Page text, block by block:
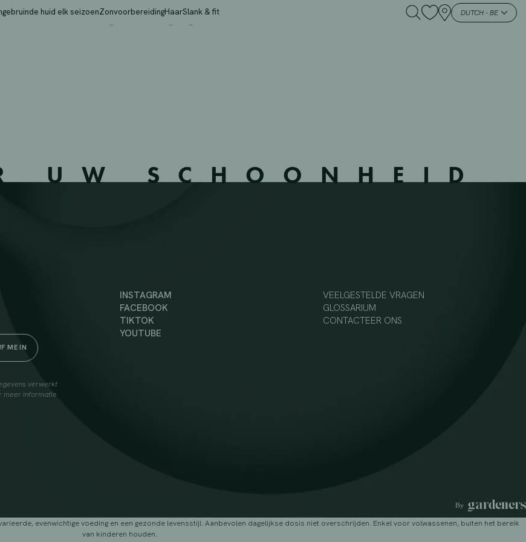
huid elk seizoenZonvoorbereidingHaarSlank & fit DUTCH - BE
– NIEUWPOORT – 381602 – NIE –
UW SCHOONHEID
verwerkt
meer informatie
INSTAGRAM
FACEBOOK
TIKTOK
YOUTUBE
VEELGESTELDE VRAGEN
GLOSSARIUM
CONTACTEER ONS
evenwichtige voeding en een gezonde levensstijl. Aanbevolen dagelijkse dosis niet overschrijden. Enkel voor volwassenen, buiten het bereik
van kinderen houden.